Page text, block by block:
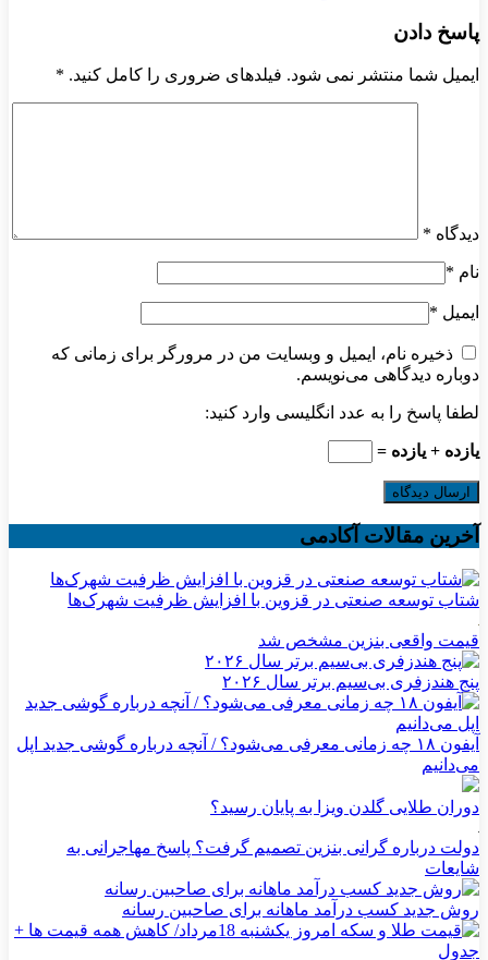
پاسخ دادن
ایمیل شما منتشر نمی شود. فیلدهای ضروری را کامل کنید. *
دیدگاه *
نام *
ایمیل *
ذخیره نام، ایمیل و وبسایت من در مرورگر برای زمانی که
دوباره دیدگاهی می‌نویسم.
لطفا پاسخ را به عدد انگلیسی وارد کنید:
یازده + یازده =
آخرین مقالات آکادمی
شتاب توسعه صنعتی در قزوین با افزایش ظرفیت شهرک‌ها
قیمت واقعی بنزین مشخص شد
پنج هندزفری بی‌سیم برتر سال ۲۰۲۶
آیفون ۱۸ چه زمانی معرفی می‌شود؟ / آنچه درباره گوشی جدید اپل
می‌دانیم
دوران طلایی گلدن ویزا به پایان رسید؟
دولت درباره گرانی بنزین تصمیم گرفت؟ پاسخ مهاجرانی به
شایعات
روش جدید کسب درآمد ماهانه برای صاحبین رسانه